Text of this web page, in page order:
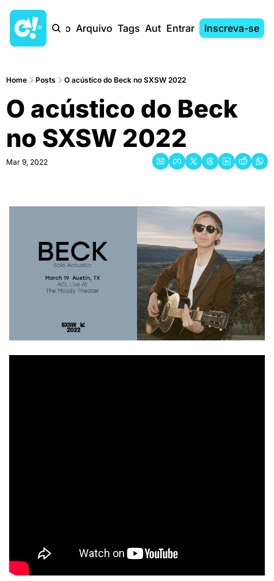
Início Arquivo Tags AutoresEntrar Inscreva-se
Home Posts O acústico do Beck no SXSW 2022
O acústico do Beck
no SXSW 2022
Mar 9, 2022